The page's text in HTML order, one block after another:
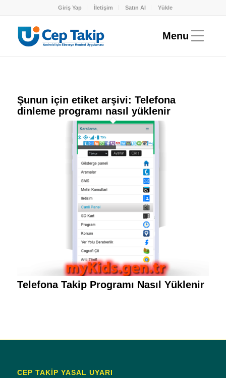
Giriş Yap İletişim Satın Al Yükle
Şunun için etiket arşivi: Telefona
dinleme programı nasıl yüklenir
Telefona Takip Programı Nasıl Yüklenir
CEP TAKİP YASAL UYARI